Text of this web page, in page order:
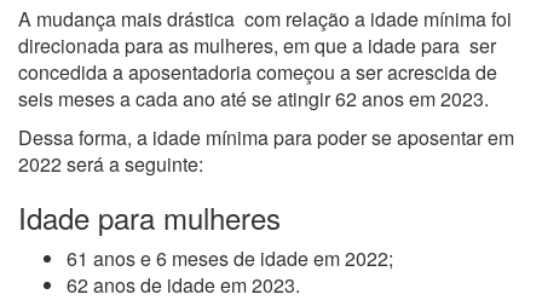
A mudança mais drástica com relação a idade mínima foi
direcionada para as mulheres, em que a idade para ser
concedida a aposentadoria começou a ser acrescida de
seis meses a cada ano até se atingir 62 anos em 2023.
Dessa forma, a idade mínima para poder se aposentar em
2022 será a seguinte:
Idade para mulheres
61 anos e 6 meses de idade em 2022;
62 anos de idade em 2023.